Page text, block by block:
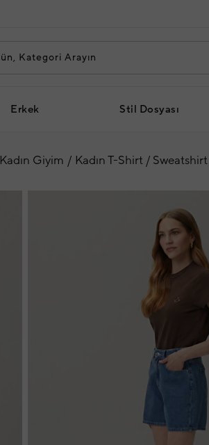
Erkek Stil Dosyası
Kadın Giyim Kadın T-Shirt / Sweatshirt